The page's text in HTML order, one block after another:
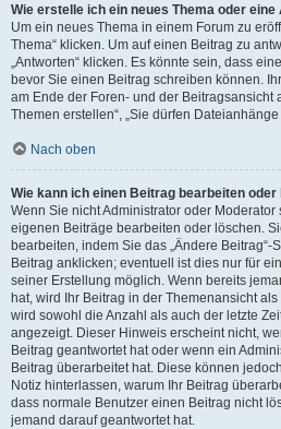
Wie erstelle ich ein neues Thema oder eine
Um ein neues Thema in einem Forum zu
Thema“ klicken. Um auf einen Beitrag zu
„Antworten“ klicken. Es könnte sein, dass
bevor Sie einen Beitrag schreiben können.
am Ende der Foren- und der Beitragsansicht
Themen erstellen“, „Sie dürfen Dateianhänge
Nach oben
Wie kann ich einen Beitrag bearbeiten oder
Wenn Sie nicht Administrator oder
eigenen Beiträge bearbeiten oder löschen.
bearbeiten, indem Sie das „Ändere Beitrag“-
Beitrag anklicken; eventuell ist dies nur für
seiner Erstellung möglich. Wenn bereits
hat, wird Ihr Beitrag in der Themenansicht
wird sowohl die Anzahl als auch der letzte
angezeigt. Dieser Hinweis erscheint nicht,
Beitrag geantwortet hat oder wenn ein
Beitrag überarbeitet hat. Diese können
Notiz hinterlassen, warum Ihr Beitrag
dass normale Benutzer einen Beitrag nicht
jemand darauf geantwortet hat.